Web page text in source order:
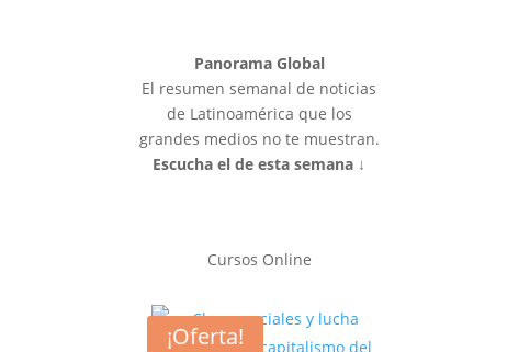
Panorama Global
El resumen semanal de noticias
de Latinoamérica que los
grandes medios no te muestran.
Escucha el de esta semana ↓
Cursos Online
¡Oferta!